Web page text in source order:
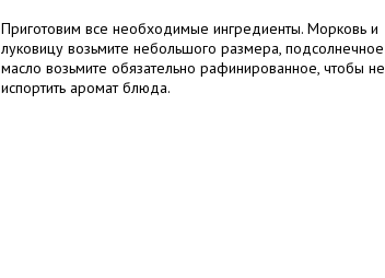
Приготовим все необходимые ингредиенты. Морковь и
луковицу возьмите небольшого размера, подсолнечное
масло возьмите обязательно рафинированное, чтобы не
испортить аромат блюда.